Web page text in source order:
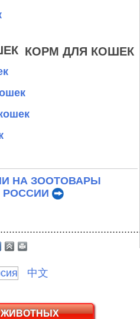
КОРМ ДЛЯ КОШЕК
НА ЗООТОВАРЫ
РОССИИ
中文